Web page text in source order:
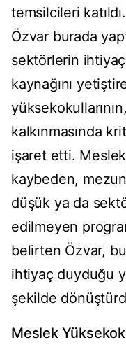
temsilcileri
Özvar burada
sektörlerin
kaynağını
kalkınmasında
işaret etti.
kaybeden,
düşük ya da
edilmeyen
belirten Özvar,
ihtiyaç duyduğu
şekilde
Meslek